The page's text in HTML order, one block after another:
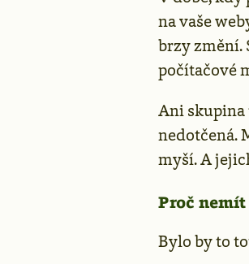
na vaše
brzy změní.
počítačové
Ani skupina
nedotčená.
myší. A
Proč nemít
Bylo by to